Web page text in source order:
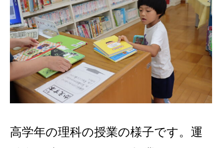
高学年の理科の授業の様子です。運